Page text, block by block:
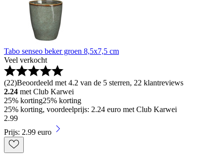
Tabo senseo beker groen 8,5x7,5 cm
Veel verkocht
(22)Beoordeeld met 4.2 van de 5 sterren, 22 klantreviews
2.24 met Club Karwei
25% korting25% korting
25% korting, voordeelprijs: 2.24 euro met Club Karwei
2.99
Prijs: 2.99 euro